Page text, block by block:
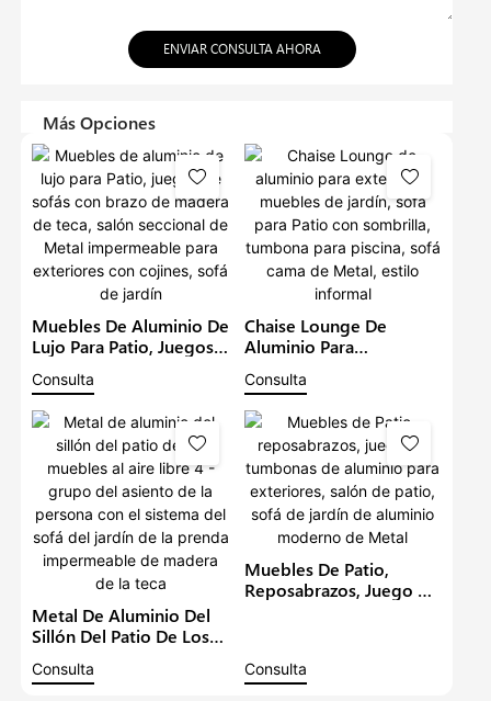
ENVIAR CONSULTA AHORA
Más Opciones
Muebles De Aluminio De
Lujo Para Patio, Juegos
De Sofás Con Brazo De
Madera De Teca, Salón
Seccional De Metal
Impermeable Para
Exteriores Con Cojines,
Sofá De Jardín
Consulta
Chaise Lounge De
Aluminio Para
Exteriores, Muebles De
Jardín, Sofá Para Patio
Con Sombrilla, Tumbona
Para Piscina, Sofá Cama
De Metal, Estilo Informal
Consulta
Metal De Aluminio Del
Sillón Del Patio De Los
Grupo Del Asiento De La
Consulta
Muebles De Patio,
Reposabrazos, Juego De
Aluminio Moderno De
Consulta